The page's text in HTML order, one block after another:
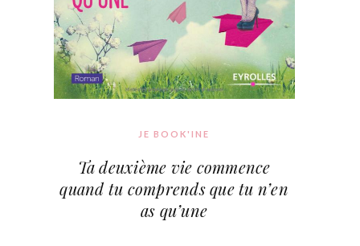
JE BOOK'INE
Ta deuxième vie commence
quand tu comprends que tu n’en
as qu’une